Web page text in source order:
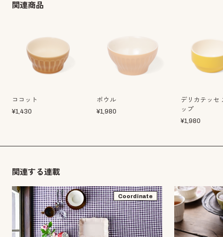
関連商品
ココット
¥1,430
ボウル
¥1,980
デリカテッセ
ップ
¥1,980
関連する連載
Coordinate